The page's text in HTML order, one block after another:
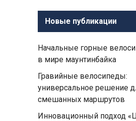
Новые публикации
Начальные горные
в мире маунтинбайка
Гравийные велосипеды:
универсальное решение
смешанных маршрутов
Инновационный подход